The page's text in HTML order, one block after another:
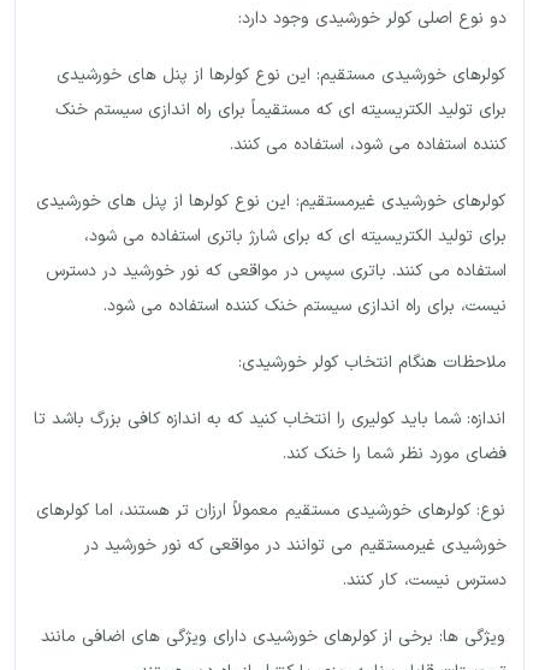
دو نوع اصلی کولر خورشیدی وجود دارد:
کولرهای خورشیدی مستقیم: این نوع کولرها از پنل های خورشیدی
برای تولید الکتریسیته ای که مستقیماً برای راه اندازی سیستم خنک
کننده استفاده می شود، استفاده می کنند.
کولرهای خورشیدی غیرمستقیم: این نوع کولرها از پنل های خورشیدی
برای تولید الکتریسیته ای که برای شارژ باتری استفاده می شود،
استفاده می کنند. باتری سپس در مواقعی که نور خورشید در دسترس
نیست، برای راه اندازی سیستم خنک کننده استفاده می شود.
ملاحظات هنگام انتخاب کولر خورشیدی:
اندازه: شما باید کولیری را انتخاب کنید که به اندازه کافی بزرگ باشد تا
فضای مورد نظر شما را خنک کند.
نوع: کولرهای خورشیدی مستقیم معمولاً ارزان تر هستند، اما کولرهای
خورشیدی غیرمستقیم می توانند در مواقعی که نور خورشید در
دسترس نیست، کار کنند.
ویژگی ها: برخی از کولرهای خورشیدی دارای ویژگی های اضافی مانند